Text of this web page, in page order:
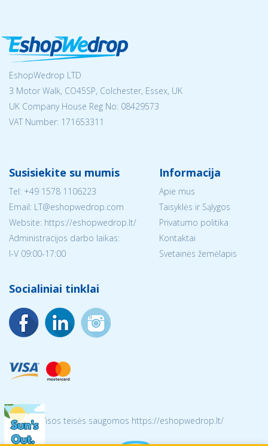
EshopWedrop LTD
3 Motor Walk, CO45SP, Colchester, Essex, UK
UK Company House Reg No: 08429573
VAT Number: 171653311
Susisiekite su mumis
Tel: +49 1578 1106223
Email: LT@eshopwedrop.com
Website: https://eshopwedrop.lt/
Administracijos darbo laikas:
I-V 09:00-17:00
Informacija
Apie mus
Taisyklės ir Sąlygos
Privatumo politika
Kontaktai
Svetainės žemėlapis
Socialiniai tinklai
© 2026 Visos teisės saugomos https://eshopwedrop.lt/